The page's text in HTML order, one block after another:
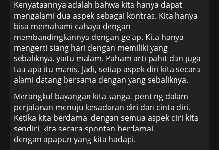
Kenyataannya adalah bahwa kita hanya dapat
mengalami dua aspek sebagai kontras. Kita hanya
bisa memahami cahaya dengan
membandingkannya dengan gelap. Kita hanya
mengerti siang hari dengan memiliki yang
sebaliknya, yaitu malam. Paham arti pahit dan juga
tau apa itu manis. Jadi, setiap aspek diri kita secara
alami datang bersama dengan yang sebaliknya.
Merangkul bayangan kita sangat penting dalam
perjalanan menuju kesadaran diri dan cinta diri.
Ketika kita berdamai dengan semua aspek diri kita
sendiri, kita secara spontan berdamai
dengan apapun yang kita hadapi.